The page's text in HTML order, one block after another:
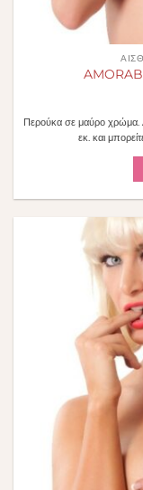
Περούκα σε μαύρο χρώμα.
εκ. και